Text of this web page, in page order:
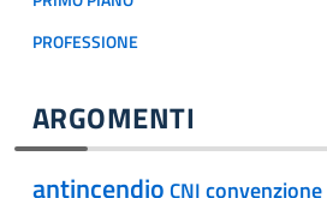
PROFESSIONE
ARGOMENTI
antincendioCNIconvenzione